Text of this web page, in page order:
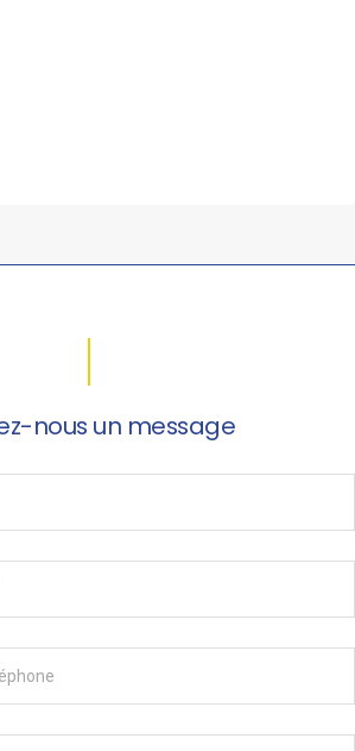
nous un message